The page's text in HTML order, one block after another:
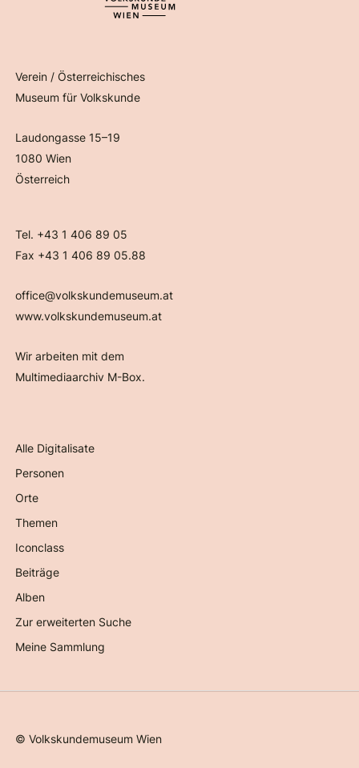
Verein / Österreichisches
Museum für Volkskunde
Laudongasse 15–19
1080 Wien
Österreich
Tel. +43 1 406 89 05
Fax +43 1 406 89 05.88
office@volkskundemuseum.at
www.volkskundemuseum.at
Wir arbeiten mit dem
Multimediaarchiv M-Box.
Alle Digitalisate
Personen
Orte
Themen
Iconclass
Beiträge
Alben
Zur erweiterten Suche
Meine Sammlung
©Volkskundemuseum Wien